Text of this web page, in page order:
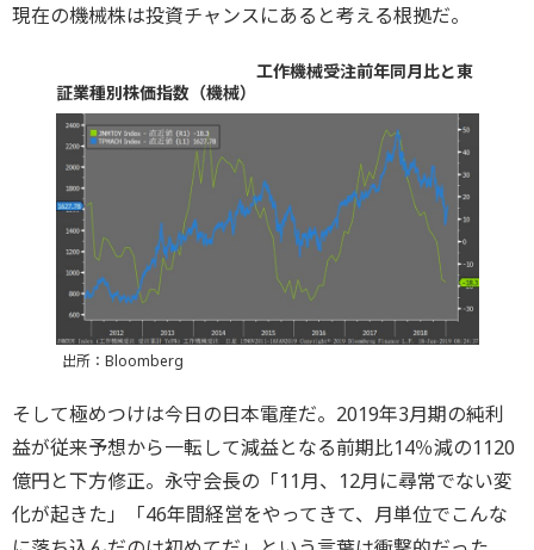
現在の機械株は投資チャンスにあると考える根拠だ。
工作機械受注前年同月比と東
証業種別株価指数（機械）
出所：Bloomberg
そして極めつけは今日の日本電産だ。2019年3月期の純利
益が従来予想から一転して減益となる前期比14％減の1120
億円と下方修正。永守会長の「11月、12月に尋常でない変
化が起きた」「46年間経営をやってきて、月単位でこんな